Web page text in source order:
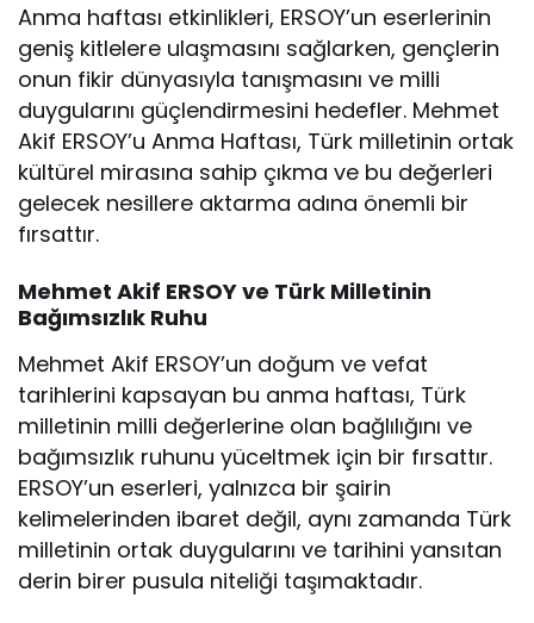
Anma haftası etkinlikleri, ERSOY’un eserlerinin
geniş kitlelere ulaşmasını sağlarken, gençlerin
onun fikir dünyasıyla tanışmasını ve milli
duygularını güçlendirmesini hedefler. Mehmet
Akif ERSOY’u Anma Haftası, Türk milletinin ortak
kültürel mirasına sahip çıkma ve bu değerleri
gelecek nesillere aktarma adına önemli bir
fırsattır.
Mehmet Akif ERSOY ve Türk Milletinin
Bağımsızlık Ruhu
Mehmet Akif ERSOY’un doğum ve vefat
tarihlerini kapsayan bu anma haftası, Türk
milletinin milli değerlerine olan bağlılığını ve
bağımsızlık ruhunu yüceltmek için bir fırsattır.
ERSOY’un eserleri, yalnızca bir şairin
kelimelerinden ibaret değil, aynı zamanda Türk
milletinin ortak duygularını ve tarihini yansıtan
derin birer pusula niteliği taşımaktadır.